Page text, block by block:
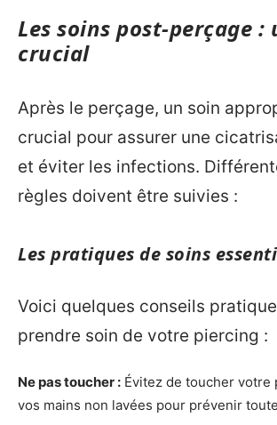
Les soins post-perçage :
crucial
Après le perçage, un soin
crucial pour assurer une
et éviter les infections.
règles doivent être suivies :
Les pratiques de soins
Voici quelques conseils
prendre soin de votre piercing :
Ne pas toucher : Évitez de toucher votre
vos mains non lavées pour prévenir